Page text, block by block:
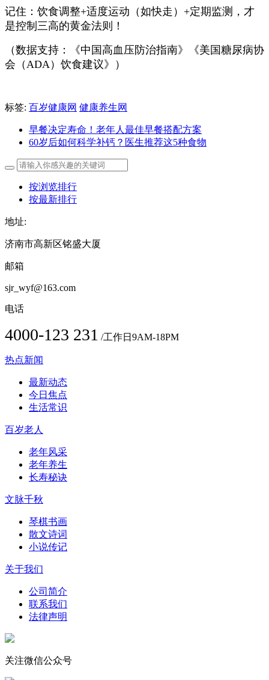
记住：饮食调整+适度运动（如快走）+定期监测，才
是控制三高的黄金法则！
（数据支持：《中国高血压防治指南》《美国糖尿病协
会（ADA）饮食建议》）
标签: 百岁健康网 健康养生网
早餐决定寿命！老年人最佳早餐搭配方案
60岁后如何科学补钙？医生推荐这5种食物
按浏览排行
按最新排行
地址:
济南市高新区铭盛大厦
邮箱
sjr_wyf@163.com
电话
4000-123 231 /工作日9AM-18PM
热点新闻
最新动态
今日焦点
生活常识
百岁老人
老年风采
老年养生
长寿秘诀
文脉千秋
琴棋书画
散文诗词
小说传记
关于我们
公司简介
联系我们
法律声明
关注微信公众号